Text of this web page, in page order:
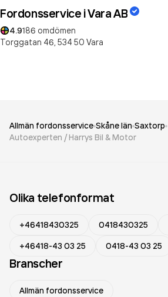
Fordonsservice i Vara AB
4.9186 omdömen
Torggatan 46, 534 50 Vara
Allmän fordonsservice Skåne län Saxtorp
Autoexperten / Harrys Bil & Motor
Olika telefonformat
+46418430325 0418430325
+46418-43 03 25
0418-43 03 25
Branscher
Allmän fordonsservice